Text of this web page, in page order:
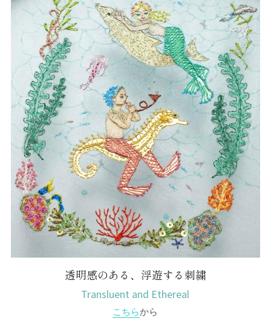
透明感のある、浮遊する刺繍
Transluent and Ethereal
こちらから